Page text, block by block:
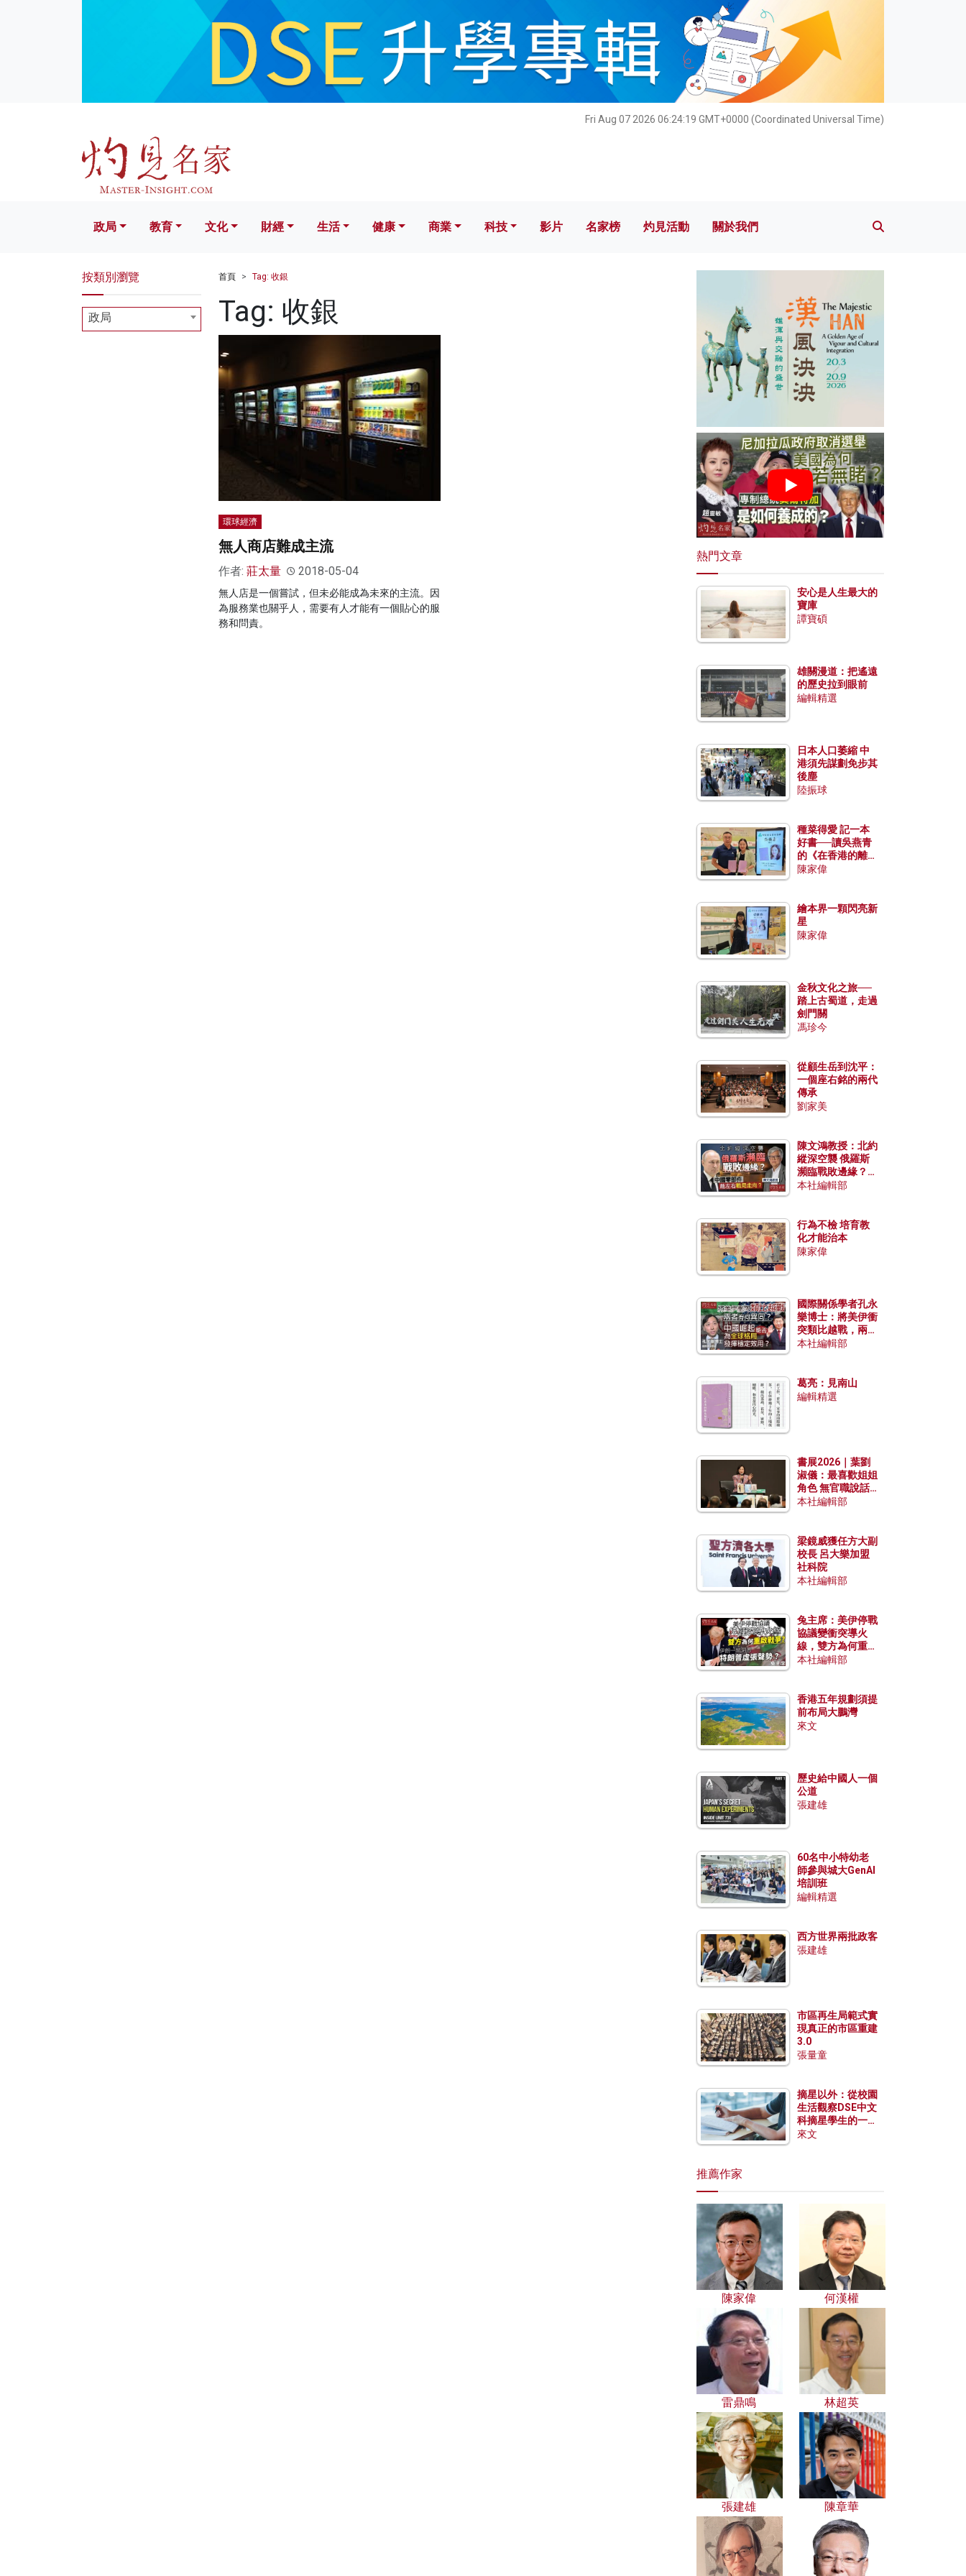
Fri Aug 07 2026 06:24:20 GMT+0000 (Coordinated Universal Time)
文化 財經 生活 健康 科技 影片 名家榜 灼見活動 關於我們
政局 教育 文化 財經 生活 健康 商業 科技 影片 名家榜 灼見活動 關於我們
首頁 Tag: 收銀
Tag: 收銀
環球經濟
無人商店難成主流
作者: 莊太量 2018-05-04
無人店是一個嘗試，但未必能成為未來的主流。因
為服務業也關乎人，需要有人才能有一個貼心的服
務和問責。
按類別瀏覽
政局
熱門文章
安心是人生最大的
寶庫
譚寶碩
雄關漫道：把遙遠
的歷史拉到眼前
編輯精選
日本人口萎縮 中
港須先謀劃免步其
後塵
陸振球
種菜得愛 記一本
好書──讀吳燕青
的《在香港的離島
種菜》
陳家偉
繪本界一顆閃亮新
星
陳家偉
金秋文化之旅──
踏上古蜀道，走過
劍門關
馮珍今
從顧生岳到沈平：
一個座右銘的兩代
傳承
劉家美
陳文鴻教授：北約
縱深空襲 俄羅斯
瀕臨戰敗邊緣？中
國零部件能左右戰
本社編輯部
行為不檢 培育教
化才能治本
陳家偉
國際關係學者孔永
樂博士：將美伊衝
突類比越戰，兩者
有何異同？中國崛
本社編輯部
葛亮：見南山
編輯精選
書展2026｜葉劉
淑儀：最喜歡姐姐
角色 無官職說話
包袱少
本社編輯部
梁鏡威獲任方大副
校長 呂大樂加盟
社科院
本社編輯部
兔主席：美伊停戰
協議變衝突導火
線，雙方為何重啟
戰爭？伊朗一早洞
本社編輯部
香港五年規劃須提
前布局大鵬灣
來文
歷史給中國人一個
公道
張建雄
60名中小特幼老
師參與城大GenAI
培訓班
編輯精選
西方世界兩批政客
張建雄
市區再生局範式實
現真正的市區重建
3.0
張量童
摘星以外：從校園
生活觀察DSE中文
科摘星學生的一點
特質
來文
推薦作家
陳家偉 何漢權
雷鼎鳴 林超英
張建雄 陳章華